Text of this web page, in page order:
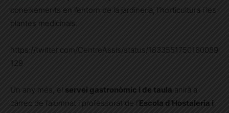
coneixements en l’entorn de la jardineria, l’horticultura i les
plantes medicinals.
https://twitter.com/CentreAssis/status/1833551750160089
129
Un any més, el servei gastronòmic i de taula anirà a
càrrec de l’alumnat i professorat de l’Escola d’Hostaleria i